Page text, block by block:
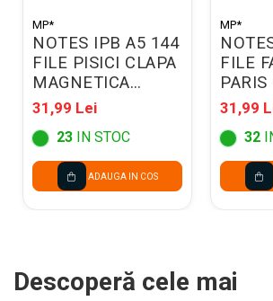
MP*
NOTES IPB A5 144
FILE PISICI CLAPA
MAGNETICA
PB475-53
31,99 Lei
23 IN STOC
ADAUGA IN COS
MP*
FILE
PARIS
31,99
32
Descoperă cele mai